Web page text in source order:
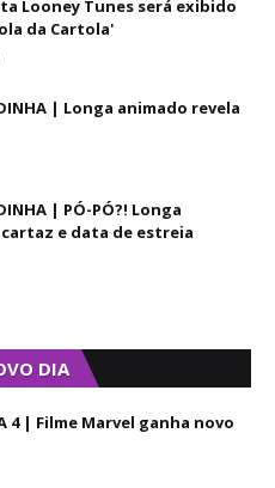
Looney Tunes será exibido
da Cartola'
| Longa animado revela
| PÓ-PÓ?! Longa
e data de estreia
DIA
4 | Filme Marvel ganha novo